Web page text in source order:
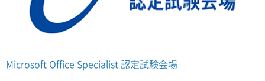
Microsoft Office Specialist 認定試験会場